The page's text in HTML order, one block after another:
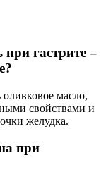
гастрите –
оливковое масло,
свойствами и
желудка.
при